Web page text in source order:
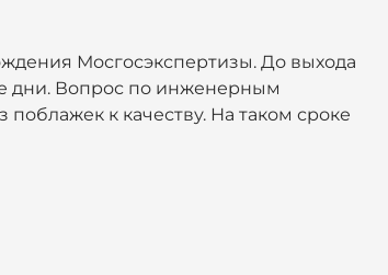
Мосгосэкспертизы. До выхода
дни. Вопрос по инженерным
к качеству. На таком сроке